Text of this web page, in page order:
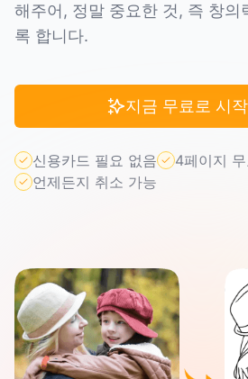
해주어, 정말 중요한 것, 즉 창의
록 합니다.
지금 무료로 시
신용카드 필요 없음
4페이지
언제든지 취소 가능